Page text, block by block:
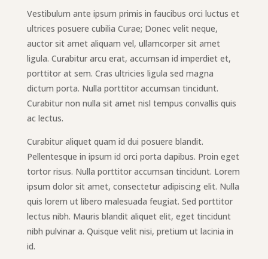
Vestibulum ante ipsum primis in faucibus orci luctus et
ultrices posuere cubilia Curae; Donec velit neque,
auctor sit amet aliquam vel, ullamcorper sit amet
ligula. Curabitur arcu erat, accumsan id imperdiet et,
porttitor at sem. Cras ultricies ligula sed magna
dictum porta. Nulla porttitor accumsan tincidunt.
Curabitur non nulla sit amet nisl tempus convallis quis
ac lectus.
Curabitur aliquet quam id dui posuere blandit.
Pellentesque in ipsum id orci porta dapibus. Proin eget
tortor risus. Nulla porttitor accumsan tincidunt. Lorem
ipsum dolor sit amet, consectetur adipiscing elit. Nulla
quis lorem ut libero malesuada feugiat. Sed porttitor
lectus nibh. Mauris blandit aliquet elit, eget tincidunt
nibh pulvinar a. Quisque velit nisi, pretium ut lacinia in
id.